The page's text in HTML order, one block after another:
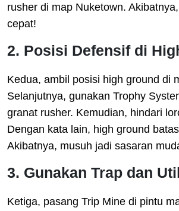
rusher di map Nuketown.
cepat!
2. Posisi Defensif di
Kedua, ambil posisi high ground di
Selanjutnya, gunakan Trophy
granat rusher. Kemudian, hindari
Dengan kata lain, high ground
Akibatnya, musuh jadi sasaran
3. Gunakan Trap dan
Ketiga, pasang Trip Mine di pintu